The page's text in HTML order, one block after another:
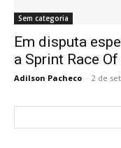
Sem categoria
Em disputa
a Sprint Race
Adilson Pacheco - 2 de